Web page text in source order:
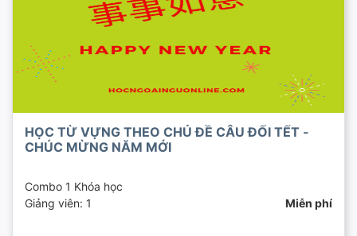
HỌC TỪ VỰNG THEO CHỦ ĐỀ CÂU ĐỐI TẾT -
CHÚC MỪNG NĂM MỚI
Combo 1 Khóa học
Giảng viên: 1
Miễn phí